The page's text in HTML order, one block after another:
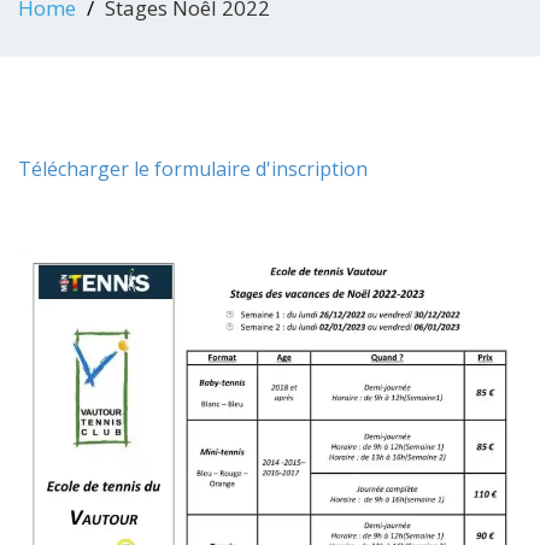
Home Stages Noêl 2022
Télécharger le formulaire d'inscription